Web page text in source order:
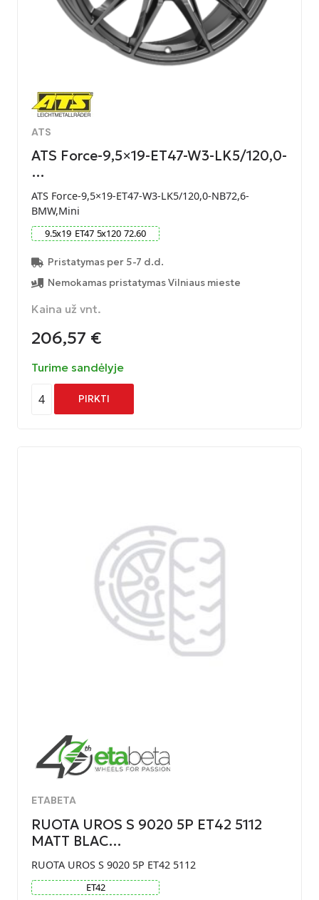
ATS
ATS Force-9,5×19-ET47-W3-LK5/120,0-
…
ATS Force-9,5×19-ET47-W3-LK5/120,0-NB72,6-
BMW,Mini
9.5x19 ET47 5x120 72.60
Pristatymas per 5-7 d.d.
Nemokamas pristatymas Vilniaus mieste
Kaina už vnt.
206,57 €
Turime sandėlyje
4 PIRKTI
ETABETA
RUOTA UROS S 9020 5P ET42 5112
MATT BLAC…
RUOTA UROS S 9020 5P ET42 5112
ET42